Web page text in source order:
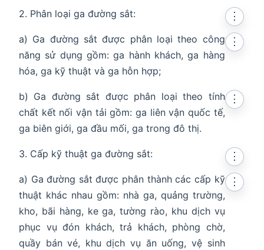
2. Phân loại ga đường sắt:
⋮
a) Ga đường sắt được phân loại theo công
năng sử dụng gồm: ga hành khách, ga hàng
hóa, ga kỹ thuật và ga hỗn hợp;
⋮
b) Ga đường sắt được phân loại theo tính
chất kết nối vận tải gồm: ga liên vận quốc tế,
ga biên giới, ga đầu mối, ga trong đô thị.
⋮
3. Cấp kỹ thuật ga đường sắt:
⋮
a) Ga đường sắt được phân thành các cấp kỹ
thuật khác nhau gồm: nhà ga, quảng trường,
kho, bãi hàng, ke ga, tường rào, khu dịch vụ
phục vụ đón khách, trả khách, phòng chờ,
quầy bán vé, khu dịch vụ ăn uống, vệ sinh
⋮